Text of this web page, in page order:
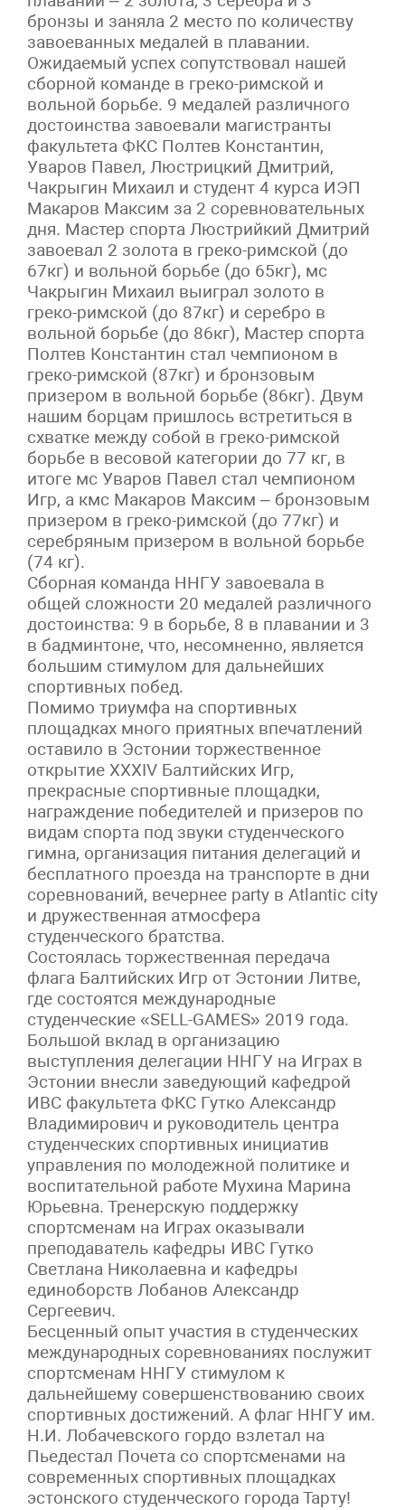
бронзы и заняла 2 место по количеству
завоеванных медалей в плавании.
Ожидаемый успех сопутствовал нашей
сборной команде в греко-римской и
вольной борьбе. 9 медалей различного
достоинства завоевали магистранты
факультета ФКС Полтев Константин,
Уваров Павел, Люстрицкий Дмитрий,
Чакрыгин Михаил и студент 4 курса ИЭП
Макаров Максим за 2 соревновательных
дня. Мастер спорта Люстрийкий Дмитрий
завоевал 2 золота в греко-римской (до
67кг) и вольной борьбе (до 65кг), мс
Чакрыгин Михаил выиграл золото в
греко-римской (до 87кг) и серебро в
вольной борьбе (до 86кг), Мастер спорта
Полтев Константин стал чемпионом в
греко-римской (87кг) и бронзовым
призером в вольной борьбе (86кг). Двум
нашим борцам пришлось встретиться в
схватке между собой в греко-римской
борьбе в весовой категории до 77 кг, в
итоге мс Уваров Павел стал чемпионом
Игр, а кмс Макаров Максим – бронзовым
призером в греко-римской (до 77кг) и
серебряным призером в вольной борьбе
(74 кг).
Сборная команда ННГУ завоевала в
общей сложности 20 медалей различного
достоинства: 9 в борьбе, 8 в плавании и 3
в бадминтоне, что, несомненно, является
большим стимулом для дальнейших
спортивных побед.
Помимо триумфа на спортивных
площадках много приятных впечатлений
оставило в Эстонии торжественное
открытие XXXIV Балтийских Игр,
прекрасные спортивные площадки,
награждение победителей и призеров по
видам спорта под звуки студенческого
гимна, организация питания делегаций и
бесплатного проезда на транспорте в дни
соревнований, вечернее party в Atlantic city
и дружественная атмосфера
студенческого братства.
Состоялась торжественная передача
флага Балтийских Игр от Эстонии Литве,
где состоятся международные
студенческие «SELL-GAMES» 2019 года.
Большой вклад в организацию
выступления делегации ННГУ на Играх в
Эстонии внесли заведующий кафедрой
ИВС факультета ФКС Гутко Александр
Владимирович и руководитель центра
студенческих спортивных инициатив
управления по молодежной политике и
воспитательной работе Мухина Марина
Юрьевна. Тренерскую поддержку
спортсменам на Играх оказывали
преподаватель кафедры ИВС Гутко
Светлана Николаевна и кафедры
единоборств Лобанов Александр
Сергеевич.
Бесценный опыт участия в студенческих
международных соревнованиях послужит
спортсменам ННГУ стимулом к
дальнейшему совершенствованию своих
спортивных достижений. А флаг ННГУ им.
Н.И. Лобачевского гордо взлетал на
Пьедестал Почета со спортсменами на
современных спортивных площадках
эстонского студенческого города Тарту!